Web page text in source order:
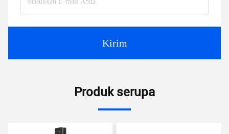
Kirim
Produk serupa